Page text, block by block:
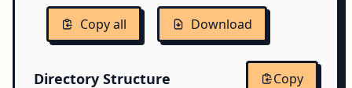
Copy all Download
Directory Structure Copy